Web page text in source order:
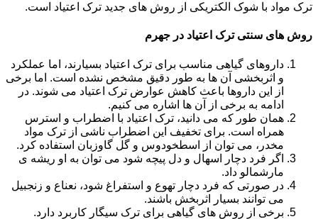
ترک مواد با شوک الکتریکی از روش های جدید ترک اعتیاد است.
روش های سنتی ترک اعتیاد در جهرم
داروهای گیاهی مناسب برای ترک اعتیاد بسیارند، اما عملکرد
و اثربخشی آن ها به طور دقیق مشخص نشده است. اما برخی
از این داروها باعث کاهش عوارض ترک اعتیاد می شوند. در
ادامه به برخی از آن ها اشاره می کنیم.
همان طور که می دانید، ترک اعتیاد با اضطراب و استرس
همراه است. برای تخفیف این اضطراب ناشی از ترک مواد
مخدر، می توان از اسطخودوس و گل گاوزبان استفاده کرد.
اگر فرد دچار اسهال و دل پیچه شود می توان به او ریشه ی
مارشمالو داد.
در صورتی که فرد دچار تهوع و استفراغ شود، نعناع و زنجبیل
می توانند بسیار اثربخش باشند.
برخی از روش های گیاهی برای ترک سیگار کاربرد دارد.